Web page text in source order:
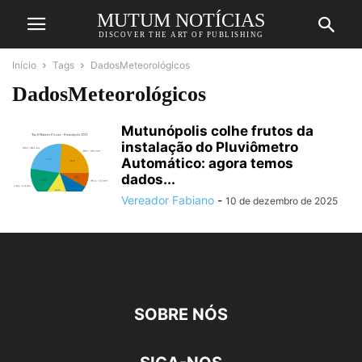
MUTUM NOTÍCIAS
DISCOVER THE ART OF PUBLISHING
Início Tags DadosMeteorológicos
DadosMeteorológicos
Mutunópolis colhe frutos da
instalação do Pluviômetro
Automático: agora temos
dados...
Vereador Fabiano - 10 de dezembro de 2025
SOBRE NÓS